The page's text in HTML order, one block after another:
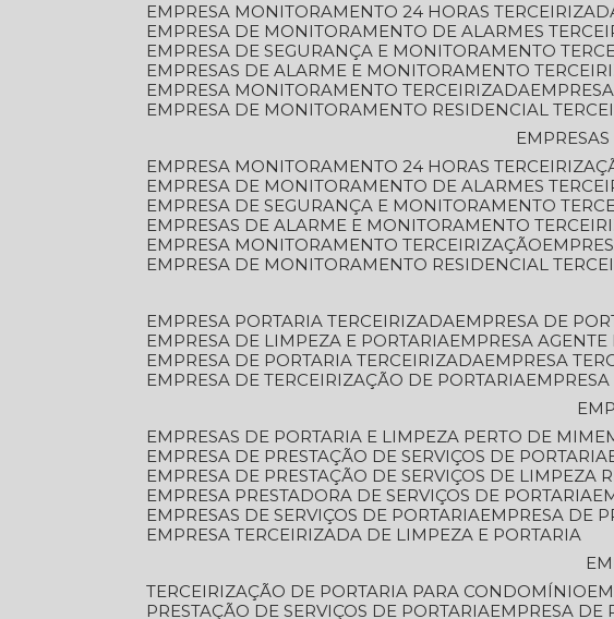
EMPRESA MONITORAMENTO 24 HORAS
EMPRESA DE MONITORAMENTO DE ALARMES
EMPRESA DE SEGURANÇA E MONITORAMENTO
EMPRESAS DE ALARME E MONITORAMENTO
EMPRESA MONITORAMENTO TERCEIRIZADA
EMPRESA DE MONITORAMENTO RESIDENCIAL
EMPRESA MONITORAMENTO 24 HORAS
EMPRESA DE MONITORAMENTO DE ALARMES
EMPRESA DE SEGURANÇA E MONITORAMENTO
EMPRESAS DE ALARME E MONITORAMENTO
EMPRESA MONITORAMENTO TERCEIRIZAÇÃO
EMPRESA DE MONITORAMENTO RESIDENCIAL
EMPRESA PORTARIA TERCEIRIZADA
EMPRESA DE
EMPRESA DE LIMPEZA E PORTARIA
EMPRESA
EMPRESA DE PORTARIA TERCEIRIZADA
EMPRESA
EMPRESA DE TERCEIRIZAÇÃO DE PORTARIA
EMPRESAS DE PORTARIA E LIMPEZA PERTO DE MIM
EMPRESA DE PRESTAÇÃO DE SERVIÇOS DE PORTARIA
EMPRESA DE PRESTAÇÃO DE SERVIÇOS DE
EMPRESA PRESTADORA DE SERVIÇOS DE PORTARIA
EMPRESAS DE SERVIÇOS DE PORTARIA
EMPRESA DE
EMPRESA TERCEIRIZADA DE LIMPEZA E PORTARIA
TERCEIRIZAÇÃO DE PORTARIA PARA CONDOMÍNIO
PRESTAÇÃO DE SERVIÇOS DE PORTARIA
EMPRESA